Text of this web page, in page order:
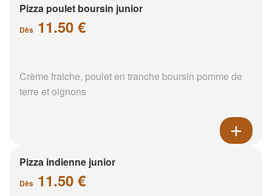
Pizza poulet boursin junior
Dès 11.50 €
Crème fraiche, poulet en tranche boursin pomme de
terre et oignons
Pizza indienne junior
Dès 11.50 €